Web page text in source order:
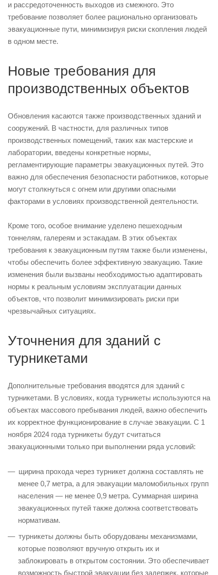
и рассредоточенность выходов из смежного. Это
требование позволяет более рационально организовать
эвакуационные пути, минимизируя риски скопления людей
в одном месте.
Новые требования для
производственных объектов
Обновления касаются также производственных зданий и
сооружений. В частности, для различных типов
производственных помещений, таких как мастерские и
лаборатории, введены конкретные нормы,
регламентирующие параметры эвакуационных путей. Это
важно для обеспечения безопасности работников, которые
могут столкнуться с огнем или другими опасными
факторами в условиях производственной деятельности.
Кроме того, особое внимание уделено пешеходным
тоннелям, галереям и эстакадам. В этих объектах
требования к эвакуационным путям также были изменены,
чтобы обеспечить более эффективную эвакуацию. Такие
изменения были вызваны необходимостью адаптировать
нормы к реальным условиям эксплуатации данных
объектов, что позволит минимизировать риски при
чрезвычайных ситуациях.
Уточнения для зданий с
турникетами
Дополнительные требования вводятся для зданий с
турникетами. В условиях, когда турникеты используются на
объектах массового пребывания людей, важно обеспечить
их корректное функционирование в случае эвакуации. С 1
ноября 2024 года турникеты будут считаться
эвакуационными только при выполнении ряда условий:
щирина прохода через турникет должна составлять не
менее 0,7 метра, а для эвакуации маломобильных групп
населения — не менее 0,9 метра. Суммарная ширина
эвакуационных путей также должна соответствовать
нормативам.
турникеты должны быть оборудованы механизмами,
которые позволяют вручную открыть их и
заблокировать в открытом состоянии. Это обеспечивает
возможность быстрой эвакуации без задержек, которые